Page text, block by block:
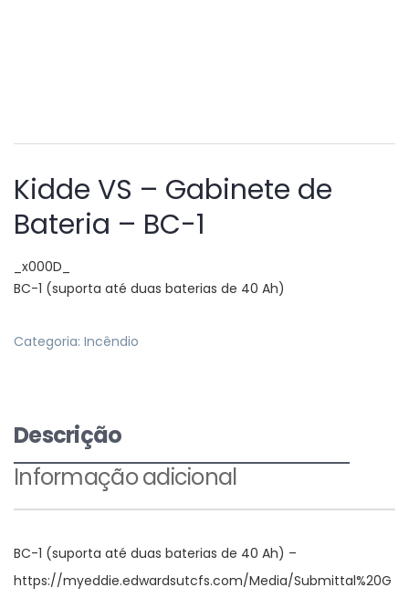
Kidde VS – Gabinete de
Bateria – BC-1
_x000D_
BC-1 (suporta até duas baterias de 40 Ah)
Categoria: Incêndio
Descrição
Informação adicional
BC-1 (suporta até duas baterias de 40 Ah) –
https://myeddie.edwardsutcfs.com/Media/Submittal%20G